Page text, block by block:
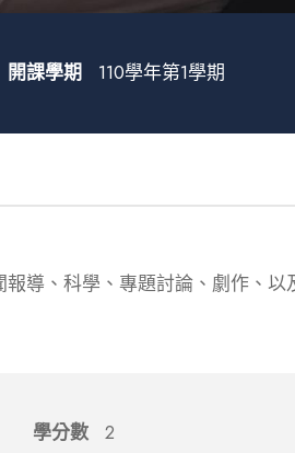
開課學期 110學年第1學期
導、科學、專題討論、劇作、以
學分數
2